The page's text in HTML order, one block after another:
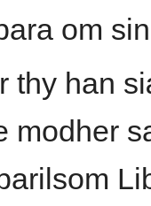
om
han
modher